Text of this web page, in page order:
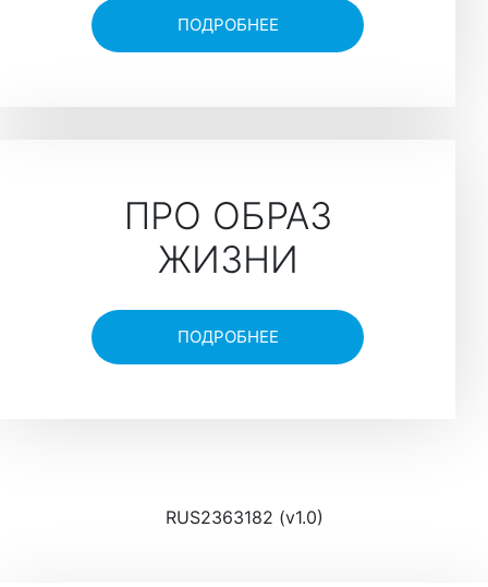
ПОДРОБНЕЕ
ПРО ОБРАЗ
ЖИЗНИ
ПОДРОБНЕЕ
RUS2363182 (v1.0)